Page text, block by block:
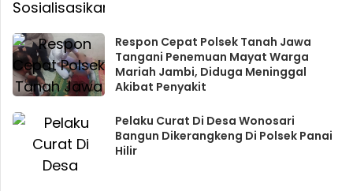
Respon Cepat Polsek Tanah Jawa
Tangani Penemuan Mayat Warga
Mariah Jambi, Diduga Meninggal
Akibat Penyakit
Pelaku Curat Di Desa Wonosari
Bangun Dikerangkeng Di Polsek Panai
Hilir